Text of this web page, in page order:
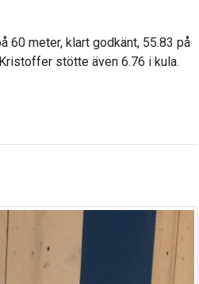
60 meter, klart godkänt, 55.83 på
stötte även 6.76 i kula.